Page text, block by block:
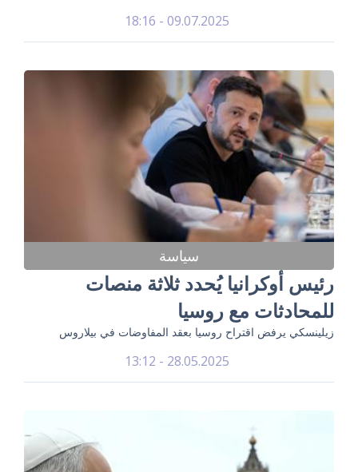
09.07.2025 - 18:16
سياسة
رئيس أوكرانيا يُحدد ثلاثة منصات
للمحادثات مع روسيا
زيلينسكي يرفض اقتراح روسيا بعقد المفاوضات في بيلاروس
28.05.2025 - 13:12